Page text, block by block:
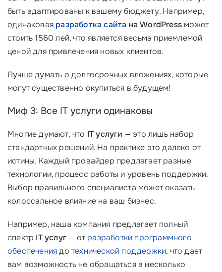
быть адаптированы к вашему бюджету. Например,
одинаковая разработка сайта на WordPress может
стоить 1560 лей, что является весьма приемлемой
ценой для привлечения новых клиентов.
Лучше думать о долгосрочных вложениях, которые
могут существенно окупиться в будущем!
Миф 3: Все IT услуги одинаковы
Многие думают, что IT услуги — это лишь набор
стандартных решений. На практике это далеко от
истины. Каждый провайдер предлагает разные
технологии, процесс работы и уровень поддержки.
Выбор правильного специалиста может оказать
колоссальное влияние на ваш бизнес.
Например, наша компания предлагает полный
спектр IT услуг — отразработки программного
обеспечениядотехнической поддержки, что дает
вам возможность не обращаться в несколько